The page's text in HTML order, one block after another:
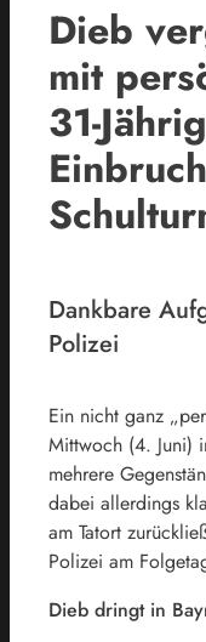
Dieb
mit
31-
Dankbare
Polizei
Ein nicht ganz
Mittwoch (4. Juni)
mehrere
dabei allerdings
am Tatort
Polizei am
Dieb dringt in